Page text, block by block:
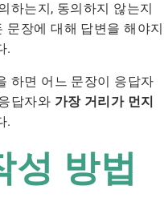
하는지, 동의하지 않는지
문장에 대해 답변을 해야지
.
하면 어느 문장이 응답자
답자와 가장 거리가 먼지
.
성 방법